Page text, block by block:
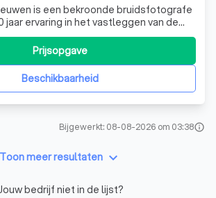
is een bekroonde bruidsfotografe
jaar ervaring in het vastleggen van de
op de mooiste dag van uw leven. Met
aanwezigheid en oog voor detail, zorgt
u zich op uw gemak voelt en dat de
w
Beschikbaarheid
Prijsopgave
Bijgewerkt: 08-08-2026 om 03:38info
Toon meer resultaten keyboard_arrow_down
bedrijf niet in de lijst?